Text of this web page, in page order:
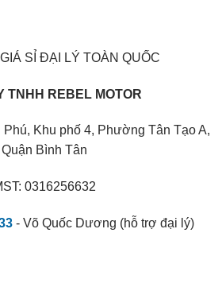
SỈ ĐẠI LÝ TOÀN QUỐC
TNHH REBEL MOTOR
Khu phố 4, Phường Tân Tạo A,
Quận Bình Tân
0316256632
- Võ Quốc Dương (hỗ trợ đại lý)